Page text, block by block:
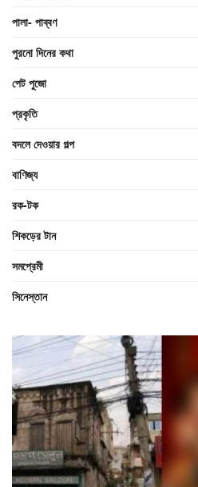
পালা- পাব্বণ
পুরনো দিনের কথা
পেট পুজো
প্রকৃতি
বদলে দেওয়ার গল্প
বাণিজ্য
রক-টক
শিকড়ের টান
সমপ্রেমী
সিনেস্তান